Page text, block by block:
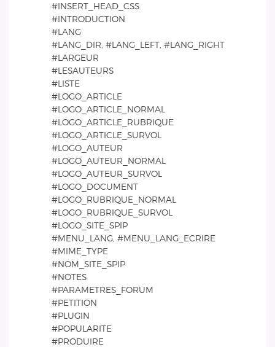
#INSERT_HEAD_CSS
#INTRODUCTION
#LANG
#LANG_DIR, #LANG_LEFT, #LANG_RIGHT
#LARGEUR
#LESAUTEURS
#LISTE
#LOGO_ARTICLE
#LOGO_ARTICLE_NORMAL
#LOGO_ARTICLE_RUBRIQUE
#LOGO_ARTICLE_SURVOL
#LOGO_AUTEUR
#LOGO_AUTEUR_NORMAL
#LOGO_AUTEUR_SURVOL
#LOGO_DOCUMENT
#LOGO_RUBRIQUE_NORMAL
#LOGO_RUBRIQUE_SURVOL
#LOGO_SITE_SPIP
#MENU_LANG, #MENU_LANG_ECRIRE
#MIME_TYPE
#NOM_SITE_SPIP
#NOTES
#PARAMETRES_FORUM
#PETITION
#PLUGIN
#POPULARITE
#PRODUIRE